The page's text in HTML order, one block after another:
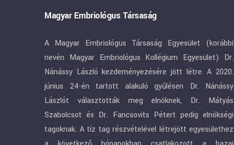
Magyar Embriológus Társaság
A Magyar Embriológus Társaság Egyesület (korábbi
nevén Magyar Embriológus Kollégium Egyesület) Dr.
Nánássy László kezdeményezésére jött létre. A 2020.
június 24-én tartott alakuló gyűlésen Dr. Nánássy
Lászlót választották meg elnöknek, Dr. Mátyás
Szabolcsot és Dr. Fancsovits Pétert pedig elnökségi
tagoknak. A tíz tag részvételével létrejött egyesülethez